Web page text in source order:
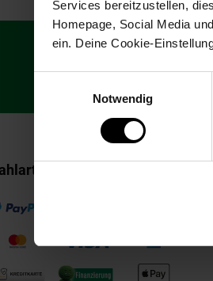
Services bereitzustellen,
Homepage, Social Media
ein. Deine Cookie-
Notwendig
Newsletter
Abonniere
sichere dir einen
im Online-Shop